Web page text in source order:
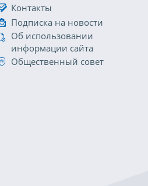
Контакты
Подписка на новости
Об использовании
информации сайта
Общественный совет